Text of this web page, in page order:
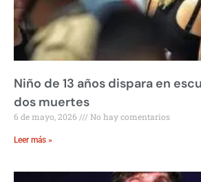
Niño de 13 años dispara en
dos muertes
6 de mayo, 2026 No hay comentarios
Leer más »